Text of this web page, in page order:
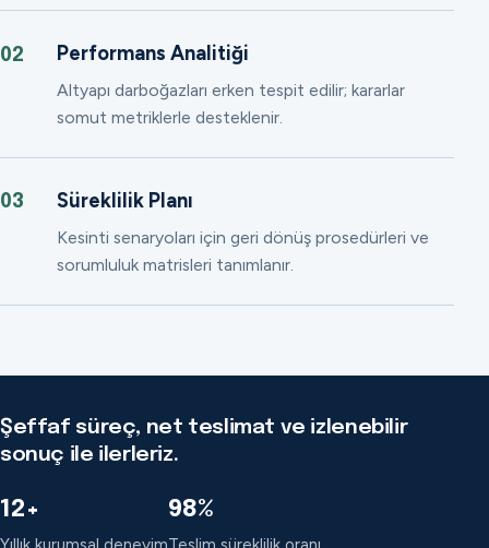
02 Performans Analitiği
Altyapı darboğazları erken tespit edilir; kararlar
somut metriklerle desteklenir.
03 Süreklilik Planı
Kesinti senaryoları için geri dönüş prosedürleri ve
sorumluluk matrisleri tanımlanır.
Şeffaf süreç, net teslimat ve izlenebilir
sonuç ile ilerleriz.
12+ 98%